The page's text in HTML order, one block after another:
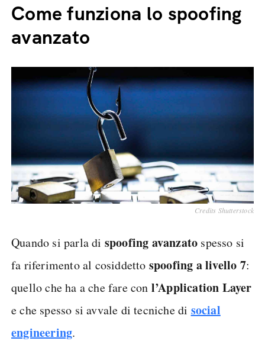
Come funziona lo spoofing
avanzato
Credits Shutterstock
Quando si parla di spoofing avanzato spesso si
fa riferimento al cosiddetto spoofing a livello 7:
quello che ha a che fare con l’Application Layer
e che spesso si avvale di tecniche di social
engineering.